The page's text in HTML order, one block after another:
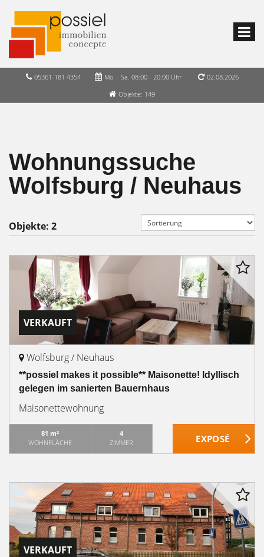
05361-181 4354 Mo. - Sa. 08:00 - 20:00 Uhr
02.08.2026
Objekte: 149
Wohnungssuche
Wolfsburg / Neuhaus
Objekte: 2
VERKAUFT
Wolfsburg / Neuhaus
**possiel makes it possible** Maisonette! Idyllisch
gelegen im sanierten Bauernhaus
Maisonettewohnung
81 m²
WOHNFLÄCHE
4
ZIMMER
VERKAUFT